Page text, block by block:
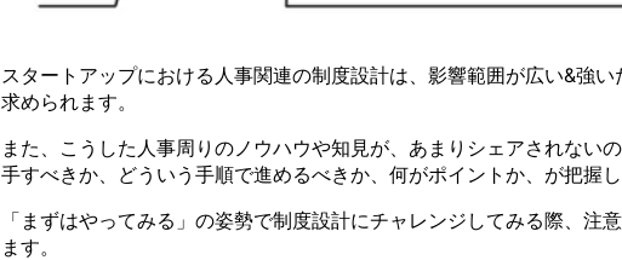
スタートアップにおける人事関連の制度設計は、影響範囲が広い&強
求められます。
また、こうした人事周りのノウハウや知見が、あまりシェアされない
手すべきか、どういう手順で進めるべきか、何がポイントか、が把握し
「まずはやってみる」の姿勢で制度設計にチャレンジしてみる際、注
ます。